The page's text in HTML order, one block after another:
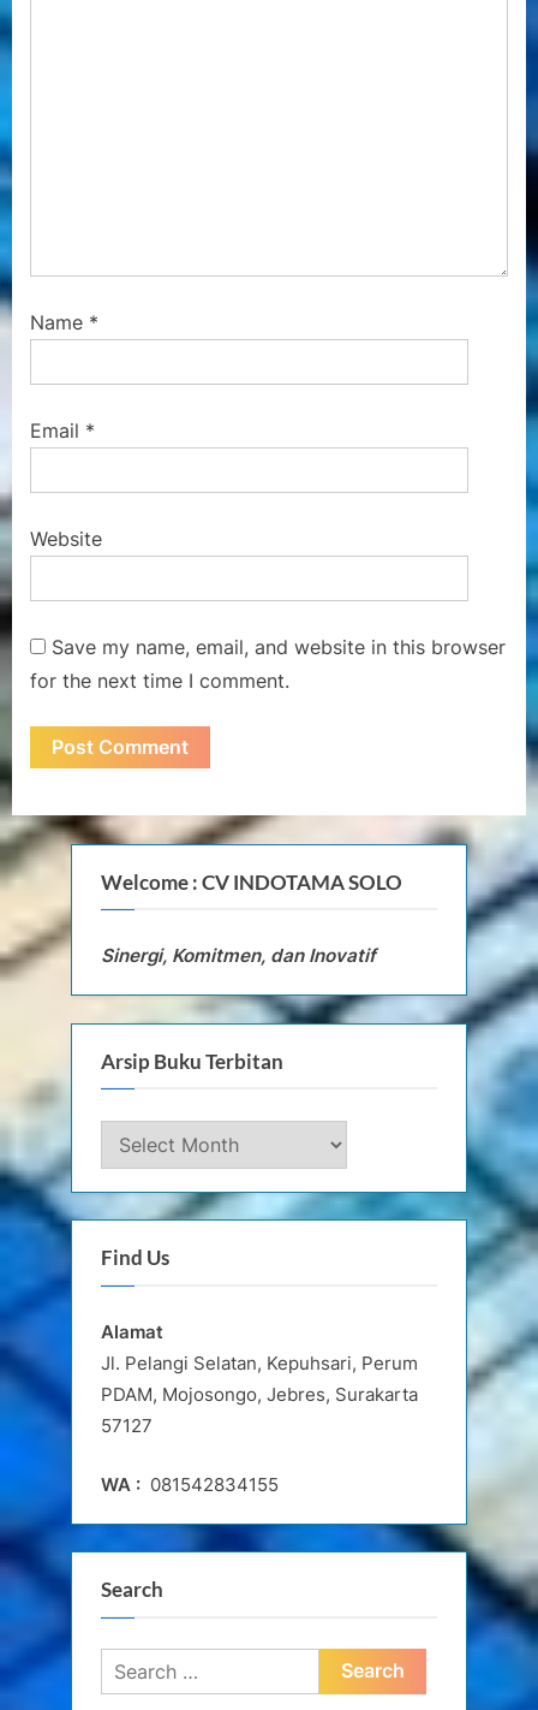
Name *
Email *
Website
Save my name, email, and website in this browser
for the next time I comment.
Welcome : CV INDOTAMA SOLO
Sinergi, Komitmen, dan Inovatif
Arsip Buku Terbitan
Arsip
Buku
Terbitan
Find Us
Alamat
Jl. Pelangi Selatan, Kepuhsari, Perum
PDAM, Mojosongo, Jebres, Surakarta
57127
WA : 081542834155
Search
Search
for: